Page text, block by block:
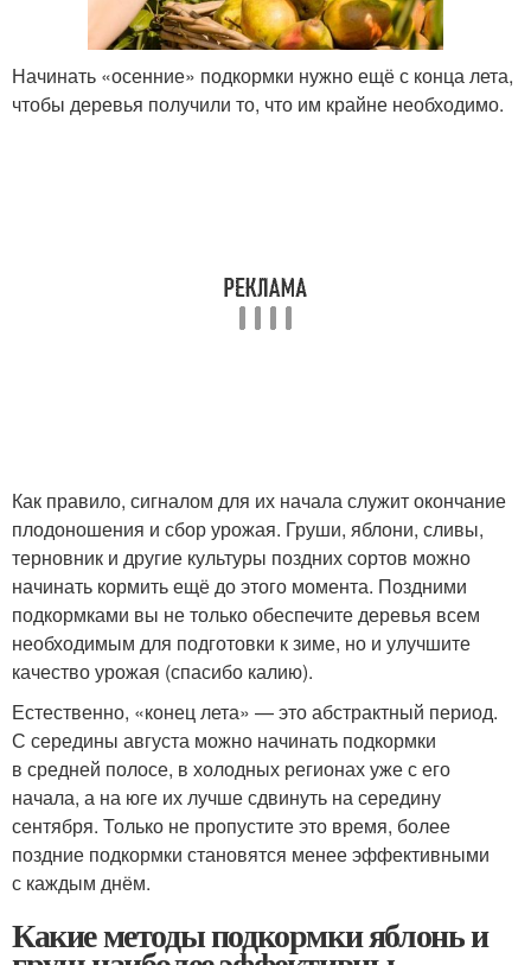
Начинать «осенние» подкормки нужно ещё с конца лета,
чтобы деревья получили то, что им крайне необходимо.
Как правило, сигналом для их начала служит окончание
плодоношения и сбор урожая. Груши, яблони, сливы,
терновник и другие культуры поздних сортов можно
начинать кормить ещё до этого момента. Поздними
подкормками вы не только обеспечите деревья всем
необходимым для подготовки к зиме, но и улучшите
качество урожая (спасибо калию).
Естественно, «конец лета» — это абстрактный период.
С середины августа можно начинать подкормки
в средней полосе, в холодных регионах уже с его
начала, а на юге их лучше сдвинуть на середину
сентября. Только не пропустите это время, более
поздние подкормки становятся менее эффективными
с каждым днём.
Какие методы подкормки яблонь и